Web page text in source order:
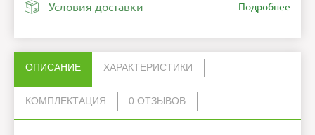
Условия доставки Подробнее
ОПИСАНИЕ ХАРАКТЕРИСТИКИ
КОМПЛЕКТАЦИЯ 0 ОТЗЫВОВ